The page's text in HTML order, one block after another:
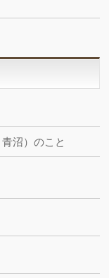
沼）のこと